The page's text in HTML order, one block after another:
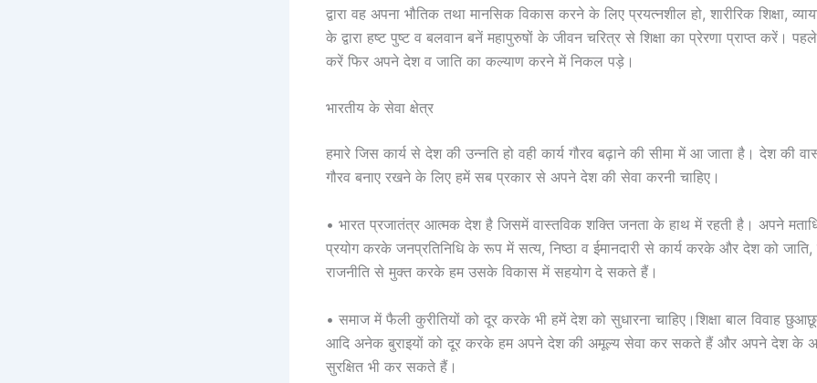
द्वारा वह अपना भौतिक तथा मानसिक विकास करने के लिए प्रयत्नशील हो, शारीरिक शिक्षा,
के द्वारा हष्ट पुष्ट व बलवान बनें महापुरुषों के जीवन चरित्र से शिक्षा का प्रेरणा प्राप्त करें। पहले
करें फिर अपने देश व जाति का कल्याण करने में निकल पड़े।
भारतीय के सेवा क्षेत्र
हमारे जिस कार्य से देश की उन्नति हो वही कार्य गौरव बढ़ाने की सीमा में आ जाता है। देश की
गौरव बनाए रखने के लिए हमें सब प्रकार से अपने देश की सेवा करनी चाहिए।
• भारत प्रजातंत्र आत्मक देश है जिसमें वास्तविक शक्ति जनता के हाथ में रहती है। अपने
प्रयोग करके जनप्रतिनिधि के रूप में सत्य, निष्ठा व ईमानदारी से कार्य करके और देश को
राजनीति से मुक्त करके हम उसके विकास में सहयोग दे सकते हैं।
• समाज में फैली कुरीतियों को दूर करके भी हमें देश को सुधारना चाहिए।शिक्षा बाल विवाह
आदि अनेक बुराइयों को दूर करके हम अपने देश की अमूल्य सेवा कर सकते हैं और अपने देश के
सुरक्षित भी कर सकते हैं।